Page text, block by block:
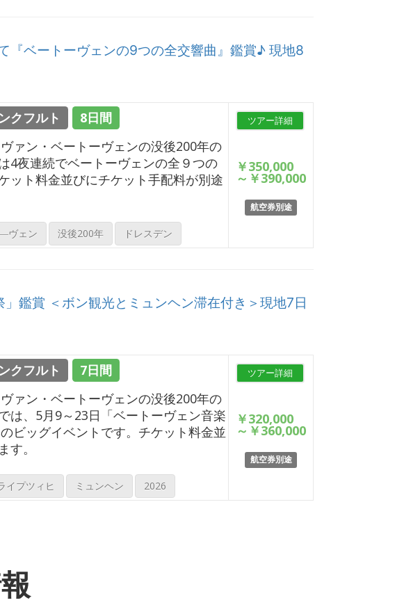
ベートーヴェンの9つの全交響曲』鑑賞♪ 現地8
ツアー詳細
￥350,000
～ ￥390,000
航空券別途
クフルト
8日間
ァン・ベートーヴェンの没後200年の
4夜連続でベートーヴェンの全９つの
ット料金並びにチケット手配料が別途
ヴェン 没後200年
ドレスデン
鑑賞 ＜ボン観光とミュンヘン滞在付き＞現地7日
ツアー詳細
￥320,000
～ ￥360,000
航空券別途
クフルト
7日間
ァン・ベートーヴェンの没後200年の
は、5月9～23日「ベートーヴェン音楽
ビッグイベントです。チケット料金並
。
イプツィヒ ミュンヘン 2026